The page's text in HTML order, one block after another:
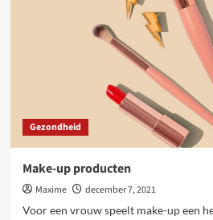
Gezondheid
Make-up producten
Maxime
december 7, 2021
Voor een vrouw speelt make-up een